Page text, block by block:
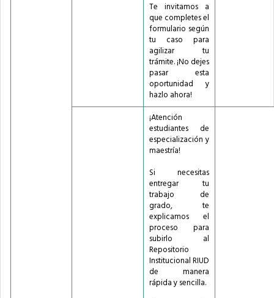
Te invitamos a
que completes el
formulario según
tu caso para
agilizar tu
trámite. ¡No dejes
pasar esta
oportunidad y
hazlo ahora!
¡Atención
estudiantes de
especialización y
maestría!
Si necesitas
entregar tu
trabajo de
grado, te
explicamos el
proceso para
subirlo al
Repositorio
Institucional RIUD
de manera
rápida y sencilla.